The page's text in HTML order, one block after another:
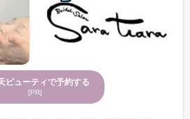
ビューティで予約する
[PR]